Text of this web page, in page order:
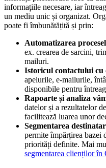
informațiile necesare, iar
un mediu unic și organizat.
poate fi îmbunătățită și prin:
Automatizarea
ex. crearea de sarcini,
mailuri.
Istoricul contactului
apelurile, e-mailurile,
disponibile pentru
Rapoarte și analiza
datelor și a rezultatelor
facilitează luarea unor
Segmentarea
permite împărțirea bazei
priorități definite. Mai
segmentarea clienților în